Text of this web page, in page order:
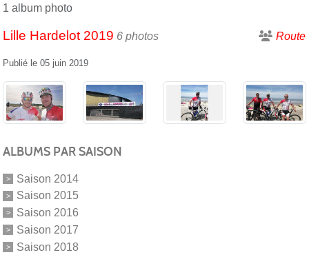
1 album photo
Lille Hardelot 2019 6 photos Route
Publié le 05 juin 2019
ALBUMS PAR SAISON
Saison 2014
Saison 2015
Saison 2016
Saison 2017
Saison 2018